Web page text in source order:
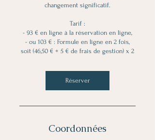
changement significatif.
Tarif :
- 93 € en ligne à la réservation en ligne,
- ou 103 € : Formule en ligne en 2 fois,
Réserver
Coordonnées